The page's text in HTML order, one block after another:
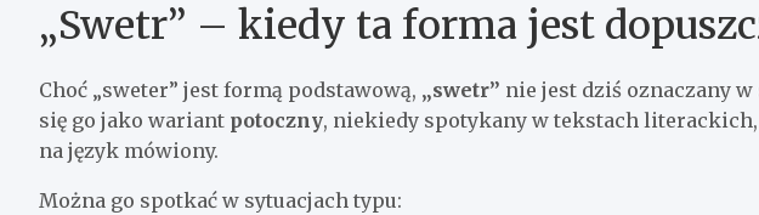
„Swetr” – kiedy ta forma jest
Choć „sweter” jest formą podstawową, „swetr” nie jest dziś oznaczany
się go jako wariant potoczny, niekiedy spotykany w tekstach
na język mówiony.
Można go spotkać w sytuacjach typu: